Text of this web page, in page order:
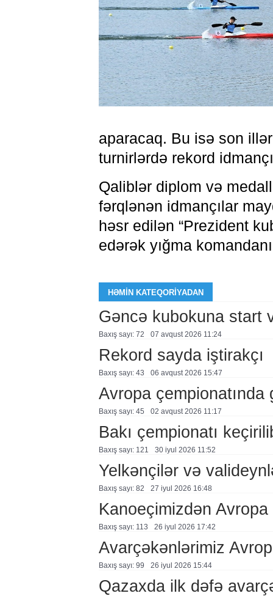
aparacaq. Bu isə son
turnirlərdə rekord idmançı
Qaliblər diplom və
fərqlənən idmançılar
həsr edilən “Prezident
edərək yığma
HƏMIN KATEQORIYADAN
Gəncə kubokuna start
Baxış sayı: 72 07 avqust 2026 11:24
Rekord sayda iştirakçı
Baxış sayı: 43 06 avqust 2026 15:47
Avropa çempionatında
Baxış sayı: 45 02 avqust 2026 11:17
Bakı çempionatı
Baxış sayı: 121 30 i̇yul 2026 11:52
Yelkənçilər və
Baxış sayı: 82 27 i̇yul 2026 16:48
Kanoeçimizdən Avropa
Baxış sayı: 113 26 i̇yul 2026 17:42
Avarçəkənlərimiz
Baxış sayı: 99 26 i̇yul 2026 15:44
Qazaxda ilk dəfə